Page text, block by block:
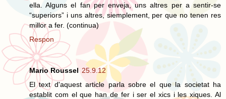
ella. Alguns el fan per enveja, uns altres per a sentir-se
“superiors” i uns altres, siemplement, per que no tenen res
millor a fer. (continua)
Respon
Mario Roussel 25.9.12
El text d'aquest article parla sobre el que la societat ha
establit com el que han de fer i ser el xics i les xiques. Al